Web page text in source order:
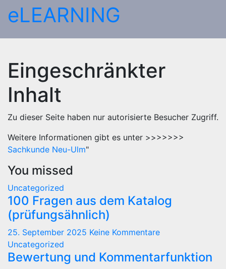
InhalteLEARNING
Eingeschränkter
Inhalt
Zu dieser Seite haben nur autorisierte Besucher Zugriff.
Weitere Informationen gibt es unter >>>>>>>
Sachkunde Neu-Ulm"
You missed
Uncategorized
100 Fragen aus dem Katalog
(prüfungsähnlich)
25. September 2025 Keine Kommentare
Uncategorized
Bewertung und Kommentarfunktion